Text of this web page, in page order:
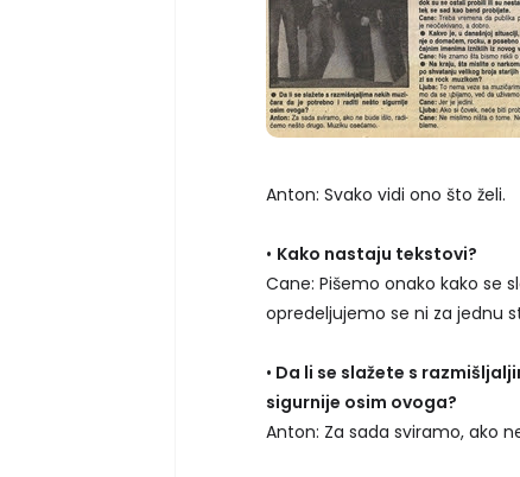
Anton: Svako vidi ono što želi.
• Kako nastaju tekstovi?
Cane: Pišemo onako kako se
opredeljujemo se ni za jednu
• Da li se slažete s
sigurnije osim ovoga?
Anton: Za sada sviramo, ako